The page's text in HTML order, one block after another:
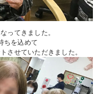
ってきました。
ちを込めて
させていただきました。